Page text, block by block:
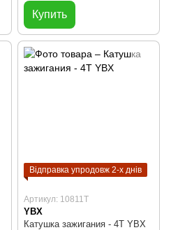
Купить
Відправка упродовж 2-х днів
Артикул: 10811T
YBX
Катушка зажигания - 4Т YBX